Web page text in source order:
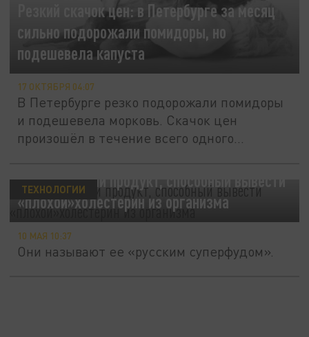
Резкий скачок цен: в Петербурге за месяц
сильно подорожали помидоры, но
подешевела капуста
17 ОКТЯБРЯ 04:07
В Петербурге резко подорожали помидоры
и подешевела морковь. Скачок цен
произошёл в течение всего одного...
Врачи назвали продукт, способный вывести
«плохой»холестерин из организма
ТЕХНОЛОГИИ
10 МАЯ 10:37
Они называют ее «русским суперфудом».